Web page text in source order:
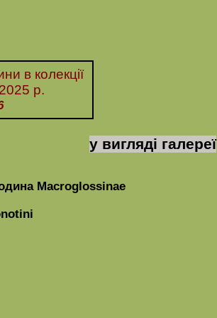
в колекції
25 р.
у вигляді галереї
Macroglossinae